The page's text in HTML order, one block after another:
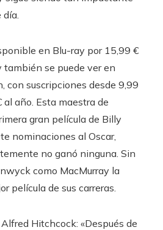
día.
en Blu-ray por 15,99 €
también se puede ver en
con suscripciones desde 9,99
año. Esta maestra de
gran película de Billy
nominaciones al Oscar,
no ganó ninguna. Sin
como MacMurray la
película de sus carreras.
Hitchcock: «Después de